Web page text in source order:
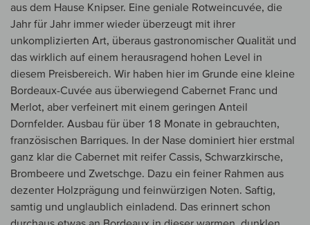
aus dem Hause Knipser. Eine geniale Rotweincuvée, die
Jahr für Jahr immer wieder überzeugt mit ihrer
unkomplizierten Art, überaus gastronomischer Qualität und
das wirklich auf einem herausragend hohen Level in
diesem Preisbereich. Wir haben hier im Grunde eine kleine
Bordeaux-Cuvée aus überwiegend Cabernet Franc und
Merlot, aber verfeinert mit einem geringen Anteil
Dornfelder. Ausbau für über 18 Monate in gebrauchten,
französischen Barriques. In der Nase dominiert hier erstmal
ganz klar die Cabernet mit reifer Cassis, Schwarzkirsche,
Brombeere und Zwetschge. Dazu ein feiner Rahmen aus
dezenter Holzprägung und feinwürzigen Noten. Saftig,
samtig und unglaublich einladend. Das erinnert schon